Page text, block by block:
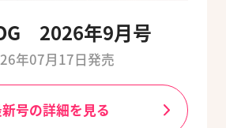
2026年9月号
年07月17日発売
号の詳細を見る